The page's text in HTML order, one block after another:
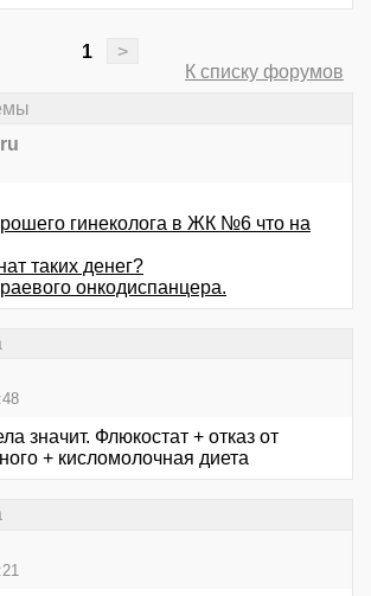
1
>
К списку форумов
гинеколога в ЖК №6 что на
таких денег?
онкодиспанцера.
значит. Флюкостат + отказ от
+ кисломолочная диета